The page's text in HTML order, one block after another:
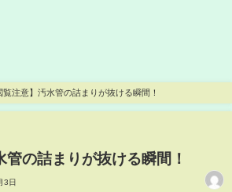
覧注意】汚水管の詰まりが抜ける瞬間！
管の詰まりが抜ける瞬間！
3日